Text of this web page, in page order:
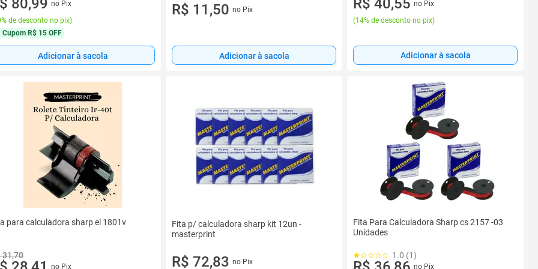
80,99 no Pix
de desconto no pix)
Cupom R$ 15 OFF
Adicionar à sacola
R$ 11,50 no Pix
Adicionar à sacola
R$ 40,55 no Pix
(14% de desconto no pix)
Adicionar à sacola
para calculadora sharp el 1801v
31,70
no Pix
Fita p/ calculadora sharp kit 12un -
masterprint
R$ 72,83 no Pix
Fita Para Calculadora Sharp cs 2157 -03
Unidades
1.0 (1)
no Pix